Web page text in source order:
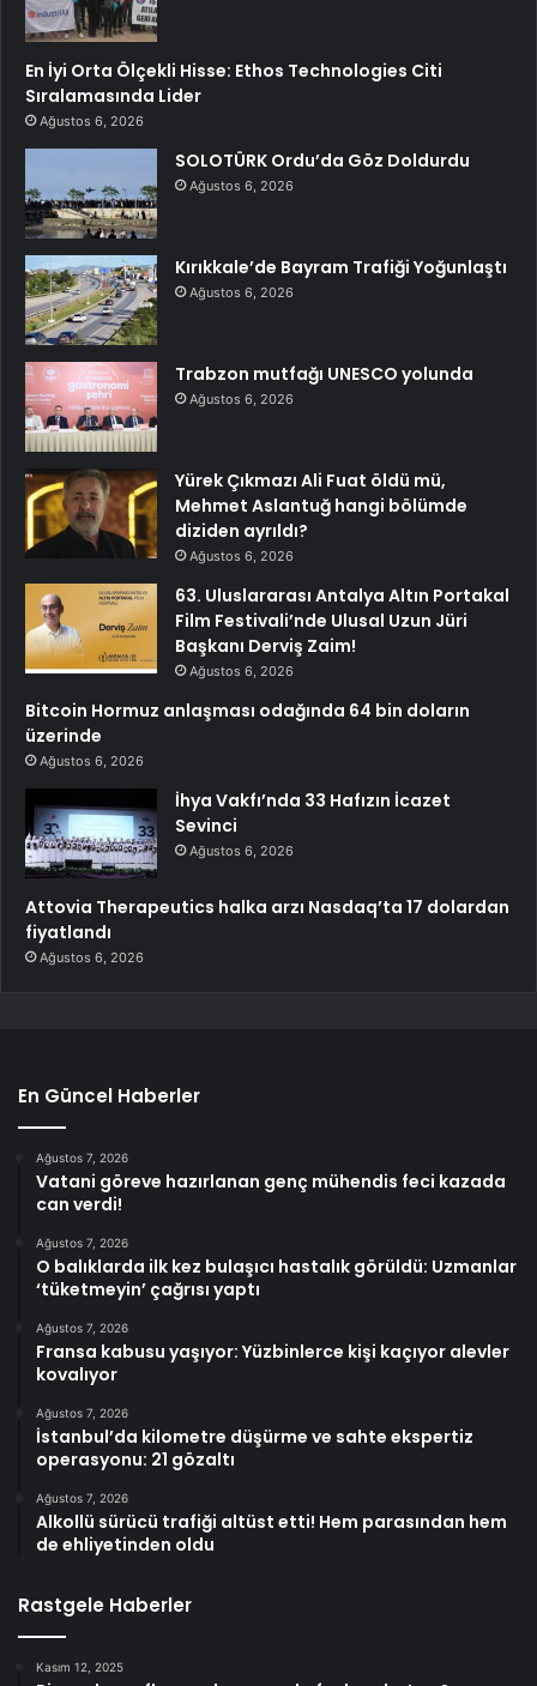
En İyi Orta Ölçekli Hisse: Ethos Technologies Citi
Sıralamasında Lider
Ağustos 6, 2026
SOLOTÜRK Ordu’da Göz Doldurdu
Ağustos 6, 2026
Kırıkkale’de Bayram Trafiği Yoğunlaştı
Ağustos 6, 2026
Trabzon mutfağı UNESCO yolunda
Ağustos 6, 2026
Yürek Çıkmazı Ali Fuat öldü mü,
Mehmet Aslantuğ hangi bölümde
diziden ayrıldı?
Ağustos 6, 2026
63. Uluslararası Antalya Altın Portakal
Film Festivali’nde Ulusal Uzun Jüri
Başkanı Derviş Zaim!
Ağustos 6, 2026
Bitcoin Hormuz anlaşması odağında 64 bin doların
üzerinde
Ağustos 6, 2026
İhya Vakfı’nda 33 Hafızın İcazet
Sevinci
Ağustos 6, 2026
Attovia Therapeutics halka arzı Nasdaq’ta 17 dolardan
fiyatlandı
Ağustos 6, 2026
En Güncel Haberler
Ağustos 7, 2026
Vatani göreve hazırlanan genç mühendis feci kazada
can verdi!
Ağustos 7, 2026
O balıklarda ilk kez bulaşıcı hastalık görüldü: Uzmanlar
‘tüketmeyin’ çağrısı yaptı
Ağustos 7, 2026
Fransa kabusu yaşıyor: Yüzbinlerce kişi kaçıyor alevler
kovalıyor
Ağustos 7, 2026
İstanbul’da kilometre düşürme ve sahte ekspertiz
operasyonu: 21 gözaltı
Ağustos 7, 2026
Alkollü sürücü trafiği altüst etti! Hem parasından hem
de ehliyetinden oldu
Rastgele Haberler
Kasım 12, 2025